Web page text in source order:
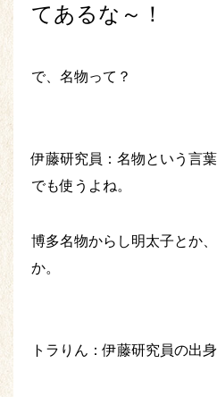
てあるな～！
で、名物って？
伊藤研究員：名物という言
でも使うよね。
博多名物からし明太子とか
か。
トラりん：伊藤研究員の出